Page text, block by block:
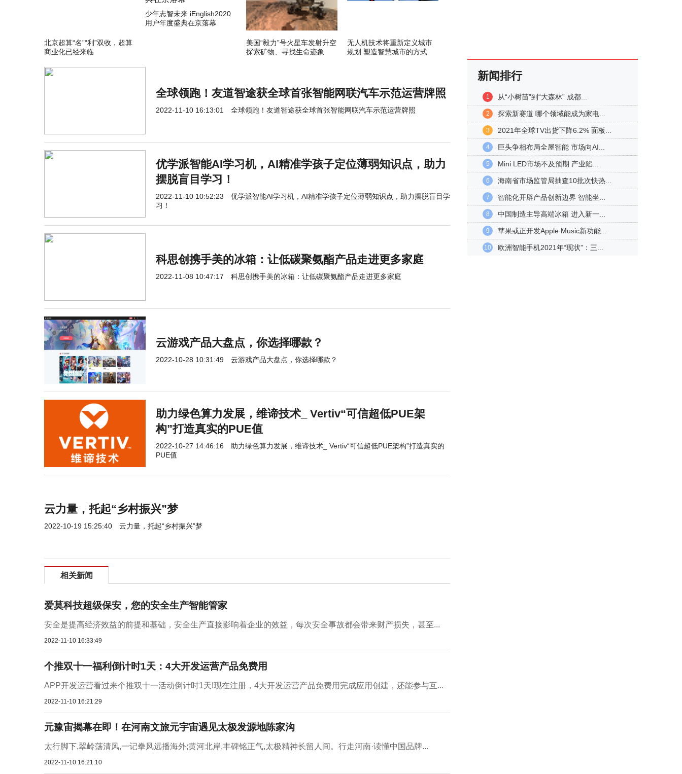
北京超算“名”“利”双收，超算
商业化已经来临
少年志智未来 iEnglish2020
用户年度盛典在京落幕
美国“毅力”号火星车发射升空
探索矿物、寻找生命迹象
无人机技术将重新定义城市
规划 塑造智慧城市的方式
全球领跑！友道智途获全球首张智能网联汽车示范运营牌照
2022-11-10 16:13:01 全球领跑！友道智途获全球首张智能网联汽车示范运营牌照
优学派智能AI学习机，AI精准学孩子定位薄弱知识点，助力
摆脱盲目学习！
2022-11-10 10:52:23
优学派智能AI学习机，AI精准学孩子定位薄弱知识点，助力摆脱盲目学
习！
科思创携手美的冰箱：让低碳聚氨酯产品走进更多家庭
2022-11-08 10:47:17 科思创携手美的冰箱：让低碳聚氨酯产品走进更多家庭
云游戏产品大盘点，你选择哪款？
2022-10-28 10:31:49 云游戏产品大盘点，你选择哪款？
助力绿色算力发展，维谛技术_ Vertiv“可信超低PUE架
构”打造真实的PUE值
2022-10-27 14:46:16
助力绿色算力发展，维谛技术_ Vertiv“可信超低PUE架构”打造真实的
PUE值
云力量，托起“乡村振兴”梦
2022-10-19 15:25:40 云力量，托起“乡村振兴”梦
相关新闻
爱莫科技超级保安，您的安全生产智能管家
安全是提高经济效益的前提和基础，安全生产直接影响着企业的效益，每次安全事故都会带来财产损失，甚至...
2022-11-10 16:33:49
个推双十一福利倒计时1天：4大开发运营产品免费用
APP开发运营看过来个推双十一活动倒计时1天!现在注册，4大开发运营产品免费用完成应用创建，还能参与互...
2022-11-10 16:21:29
元豫宙揭幕在即！在河南文旅元宇宙遇见太极发源地陈家沟
太行脚下,翠岭荡清风,一记拳风远播海外;黄河北岸,丰碑铭正气,太极精神长留人间。行走河南·读懂中国品牌...
2022-11-10 16:21:10
新闻排行
1 从“小树苗”到“大森林” 成都...
2 探索新赛道 哪个领域能成为家电...
3 2021年全球TV出货下降6.2% 面板...
4 巨头争相布局全屋智能 市场向AI...
5 Mini LED市场不及预期 产业陷...
6 海南省市场监管局抽查10批次快热...
7 智能化开辟产品创新边界 智能坐...
8 中国制造主导高端冰箱 进入新一...
9 苹果或正开发Apple Music新功能...
10 欧洲智能手机2021年“现状”：三...